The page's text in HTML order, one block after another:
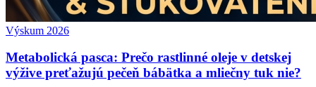
Výskum 2026
Metabolická pasca: Prečo rastlinné oleje v detskej
výžive preťažujú pečeň bábätka a mliečny tuk nie?